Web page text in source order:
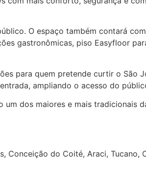
O espaço também contará
gastronômicas, piso Easyfloor
para quem pretende curtir o São
ampliando o acesso do
dos maiores e mais tradicionais
Conceição do Coité, Araci, Tucano,